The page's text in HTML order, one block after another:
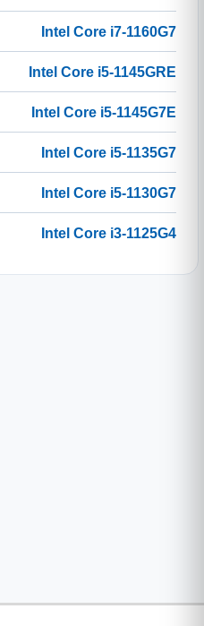
Intel Core i7-1160G7
Intel Core i5-1145GRE
Intel Core i5-1145G7E
Intel Core i5-1135G7
Intel Core i5-1130G7
Intel Core i3-1125G4